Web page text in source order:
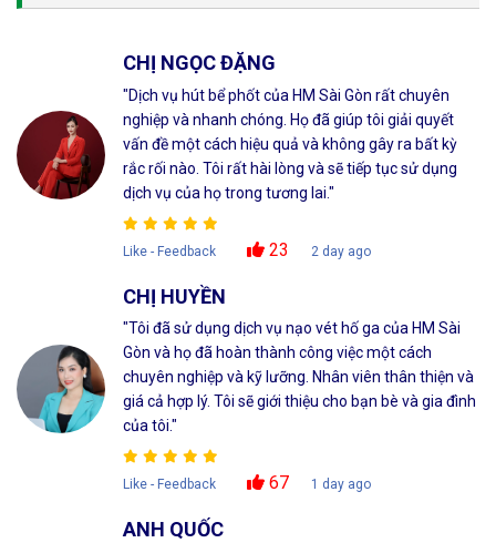
CHỊ NGỌC ĐẶNG
"Dịch vụ hút bể phốt của HM Sài Gòn rất chuyên
nghiệp và nhanh chóng. Họ đã giúp tôi giải quyết
vấn đề một cách hiệu quả và không gây ra bất kỳ
rắc rối nào. Tôi rất hài lòng và sẽ tiếp tục sử dụng
dịch vụ của họ trong tương lai."
Like - Feedback 23 2 day ago
CHỊ HUYỀN
"Tôi đã sử dụng dịch vụ nạo vét hố ga của HM Sài
Gòn và họ đã hoàn thành công việc một cách
chuyên nghiệp và kỹ lưỡng. Nhân viên thân thiện và
giá cả hợp lý. Tôi sẽ giới thiệu cho bạn bè và gia đình
của tôi."
Like - Feedback 67 1 day ago
ANH QUỐC